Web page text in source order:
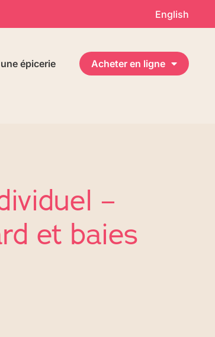
English
épicerie Acheter en ligne
–
et baies